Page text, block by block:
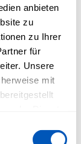
anbieten
zu
zu Ihrer
für
Unsere
mit
bei
in Hand
auch